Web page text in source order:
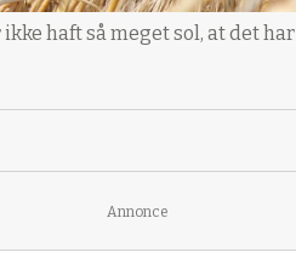
haft så meget sol, at det har
Annonce